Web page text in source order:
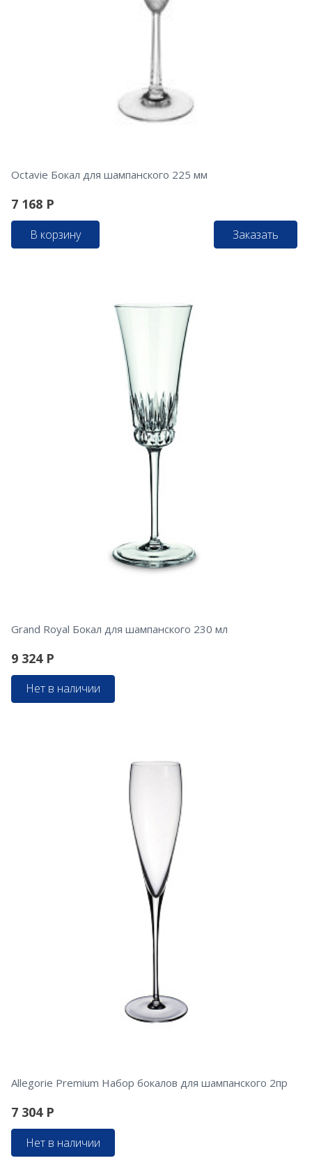
Octavie Бокал для шампанского 225 мм
7 168 Р
В корзину Заказать
Grand Royal Бокал для шампанского 230 мл
9 324 Р
Нет в наличии
Allegorie Premium Набор бокалов для шампанского 2пр
7 304 Р
Нет в наличии